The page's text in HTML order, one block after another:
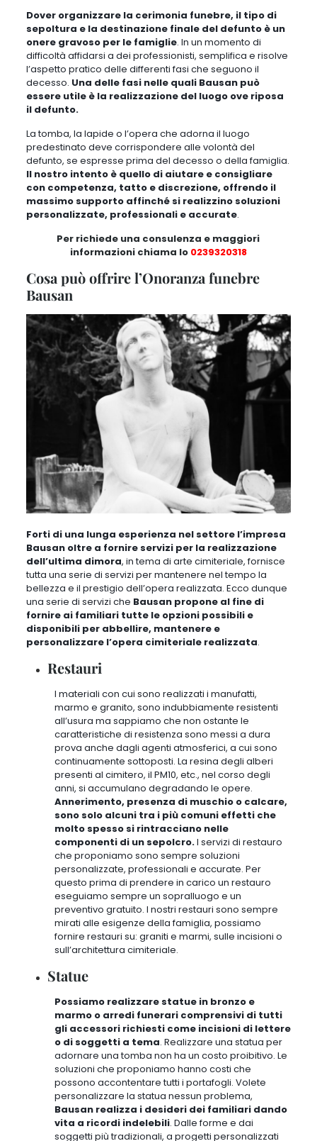
Dover organizzare la cerimonia funebre, il tipo di
sepoltura e la destinazione finale del defunto è un
onere gravoso per le famiglie. In un momento di
difficoltà affidarsi a dei professionisti, semplifica e risolve
l’aspetto pratico delle differenti fasi che seguono il
decesso. Una delle fasi nelle quali Bausan può
essere utile è la realizzazione del luogo ove riposa
il defunto.
La tomba, la lapide o l’opera che adorna il luogo
predestinato deve corrispondere alle volontà del
defunto, se espresse prima del decesso o della famiglia.
Il nostro intento è quello di aiutare e consigliare
con competenza, tatto e discrezione, offrendo il
massimo supporto affinché si realizzino soluzioni
personalizzate, professionali e accurate.
Per richiede una consulenza e maggiori
informazioni chiama lo 0239320318
Cosa può offrire l’Onoranza funebre
Bausan
Forti di una lunga esperienza nel settore l’impresa
Bausan oltre a fornire servizi per la realizzazione
dell’ultima dimora, in tema di arte cimiteriale, fornisce
tutta una serie di servizi per mantenere nel tempo la
bellezza e il prestigio dell’opera realizzata. Ecco dunque
una serie di servizi che Bausan propone al fine di
fornire ai familiari tutte le opzioni possibili e
disponibili per abbellire, mantenere e
personalizzare l’opera cimiteriale realizzata.
Restauri
I materiali con cui sono realizzati i manufatti,
marmo e granito, sono indubbiamente resistenti
all’usura ma sappiamo che non ostante le
caratteristiche di resistenza sono messi a dura
prova anche dagli agenti atmosferici, a cui sono
continuamente sottoposti. La resina degli alberi
presenti al cimitero, il PM10, etc., nel corso degli
anni, si accumulano degradando le opere.
Annerimento, presenza di muschio o calcare,
sono solo alcuni tra i più comuni effetti che
molto spesso si rintracciano nelle
componenti di un sepolcro.I servizi di restauro
che proponiamo sono sempre soluzioni
personalizzate, professionali e accurate. Per
questo prima di prendere in carico un restauro
eseguiamo sempre un sopralluogo e un
preventivo gratuito. I nostri restauri sono sempre
mirati alle esigenze della famiglia, possiamo
fornire restauri su: graniti e marmi, sulle incisioni o
sull’architettura cimiteriale.
Statue
Possiamo realizzare statue in bronzo e
marmo o arredi funerari comprensivi di tutti
gli accessori richiesti come incisioni di lettere
o di soggetti a tema. Realizzare una statua per
adornare una tomba non ha un costo proibitivo. Le
soluzioni che proponiamo hanno costi che
possono accontentare tutti i portafogli. Volete
personalizzare la statua nessun problema,
Bausan realizza i desideri dei familiari dando
vita a ricordi indelebili. Dalle forme e dai
soggetti più tradizionali, a progetti personalizzati